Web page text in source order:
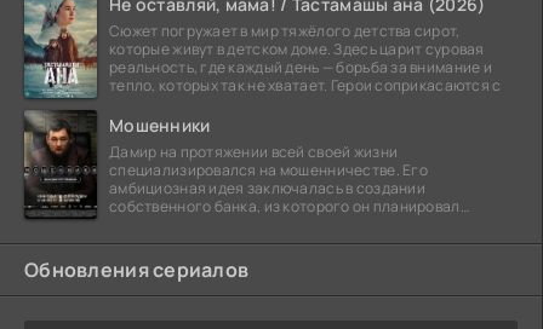
Не оставляй, мама! / Тастамашы ана (2026)
Сюжет погружает в мир тяжёлого детства сирот,
которые живут в детском доме. Здесь царит суровая
реальность, где каждый день — борьба за внимание и
тепло, которых так не хватает. Герои соприкасаются с
Мошенники
Дамир на протяжении всей своей жизни
специализировался на мошенничестве. Его
амбициозная идея заключалась в создании
собственного банка, из которого он планировал
Обновления сериалов